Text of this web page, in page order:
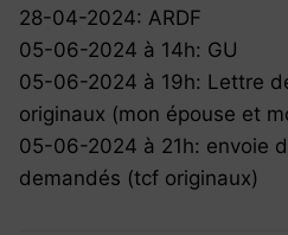
28-04-2024: ARDF
05-06-2024 à 14h: GU
05-06-2024 à 19h: Lettre
originaux (mon épouse et
05-06-2024 à 21h: envoie
demandés (tcf originaux)